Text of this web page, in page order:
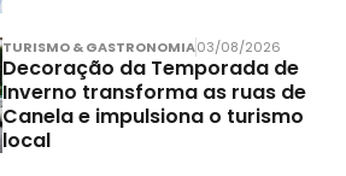
TURISMO & GASTRONOMIA03/08/2026
Decoração da Temporada de
Inverno transforma as ruas de
Canela e impulsiona o turismo
local